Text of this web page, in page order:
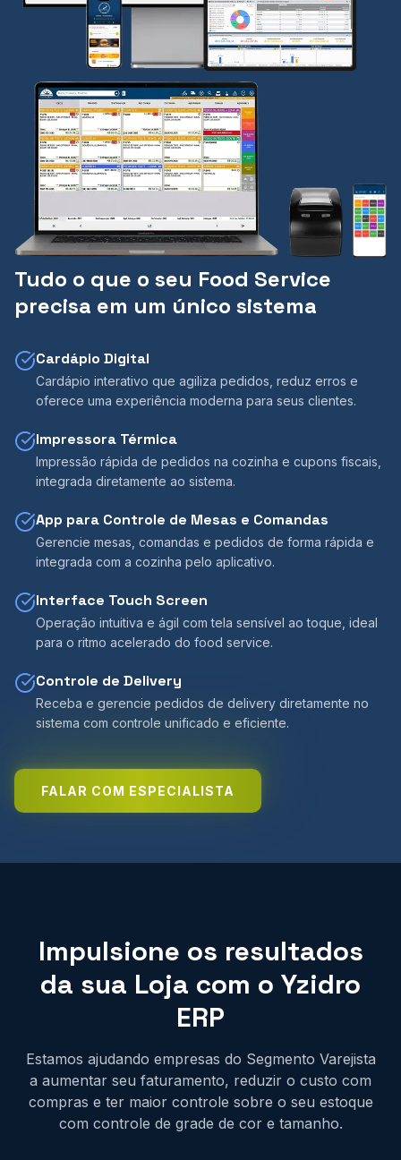
Tudo o que o seu Food Service
precisa em um único sistema
Cardápio Digital
Cardápio interativo que agiliza pedidos, reduz erros e
oferece uma experiência moderna para seus clientes.
Impressora Térmica
Impressão rápida de pedidos na cozinha e cupons fiscais,
integrada diretamente ao sistema.
App para Controle de Mesas e Comandas
Gerencie mesas, comandas e pedidos de forma rápida e
integrada com a cozinha pelo aplicativo.
Interface Touch Screen
Operação intuitiva e ágil com tela sensível ao toque, ideal
para o ritmo acelerado do food service.
Controle de Delivery
Receba e gerencie pedidos de delivery diretamente no
sistema com controle unificado e eficiente.
FALAR COM ESPECIALISTA
Impulsione os resultados
da sua Loja com o Yzidro
ERP
Estamos ajudando empresas do Segmento Varejista
a aumentar seu faturamento, reduzir o custo com
compras e ter maior controle sobre o seu estoque
com controle de grade de cor e tamanho.